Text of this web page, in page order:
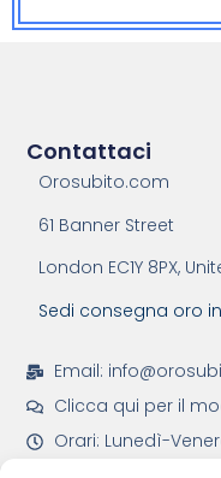
Contattaci
Orosubito.com
61 Banner Street
London EC1Y 8PX,
Sedi consegna oro
Email:
Clicca qui per il
Orari: Lunedì-